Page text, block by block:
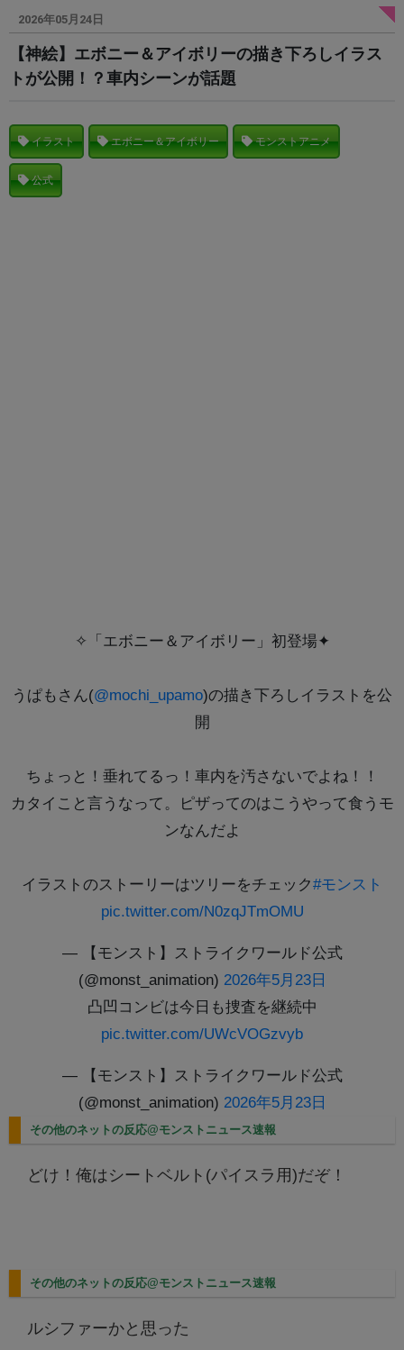
Powered by livedoor 相互RSS
2026年05月24日
【神絵】エボニー＆アイボリーの描き下ろしイラス
トが公開！？車内シーンが話題
イラスト エボニー＆アイボリー モンストアニメ
公式
️✧「エボニー＆アイボリー」初登場✦
うぱもさん(@mochi_upamo)の描き下ろしイラストを公
開
ちょっと！垂れてるっ！車内を汚さないでよね！！
カタイこと言うなって。ピザってのはこうやって食うモ
ンなんだよ
イラストのストーリーはツリーをチェック#モンスト
pic.twitter.com/N0zqJTmOMU
— 【モンスト】ストライクワールド公式
(@monst_animation) 2026年5月23日
凸凹コンビは今日も捜査を継続中
pic.twitter.com/UWcVOGzvyb
— 【モンスト】ストライクワールド公式
(@monst_animation) 2026年5月23日
その他のネットの反応@モンストニュース速報
どけ！俺はシートベルト(パイスラ用)だぞ！
その他のネットの反応@モンストニュース速報
ルシファーかと思った